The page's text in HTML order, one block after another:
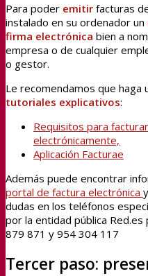
Para poder emitir facturas
instalado en su ordenador un
firma electrónica bien a
empresa o de cualquier
o gestor.
Le recomendamos que haga
tutoriales explicativos:
Requisitos para facturar
electrónicamente,
Aplicación Facturae
Además puede encontrar
portal de factura electrónica
dudas en los teléfonos
por la entidad pública Red.es
879 871 y 954 304 117
Tercer paso: